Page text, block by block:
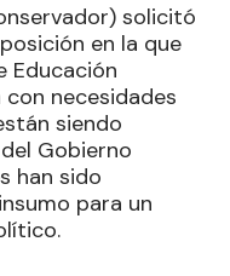
solicitó
en la que
Educación
necesidades
siendo
Gobierno
han sido
para un